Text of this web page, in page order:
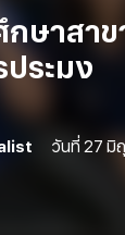
ษาสาข
ประมง
วันที่ 27 มิ